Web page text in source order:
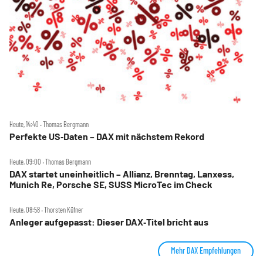
Heute, 14:40 ‧ Thomas Bergmann
Perfekte US‑Daten – DAX mit nächstem Rekord
Heute, 09:00 ‧ Thomas Bergmann
DAX startet uneinheitlich – Allianz, Brenntag, Lanxess,
Munich Re, Porsche SE, SUSS MicroTec im Check
Heute, 08:58 ‧ Thorsten Küfner
Anleger aufgepasst: Dieser DAX‑Titel bricht aus
Mehr DAX Empfehlungen